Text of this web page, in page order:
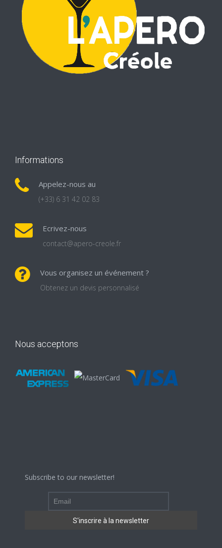
Informations
Appelez-nous au
(+33) 6 31 42 02 83
Ecrivez-nous
contact@apero-creole.fr
Vous organisez un événement ?
Obtenez un devis personnalisé
Nous acceptons
Subscribe to our newsletter!